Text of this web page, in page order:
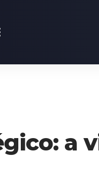
a